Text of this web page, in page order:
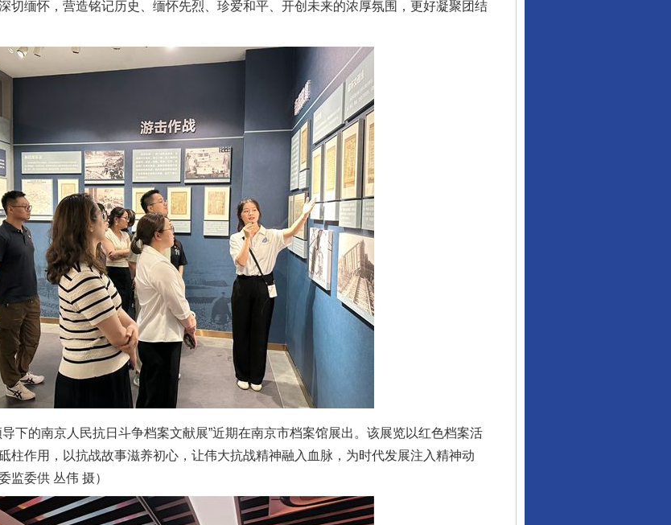
切缅怀，营造铭记历史、缅怀先烈、珍爱和平、开创未来的浓厚氛围，更好凝聚团结
的南京人民抗日斗争档案文献展”近期在南京市档案馆展出。该展览以红色档案活
柱作用，以抗战故事滋养初心，让伟大抗战精神融入血脉，为时代发展注入精神动
监委供 丛伟 摄）